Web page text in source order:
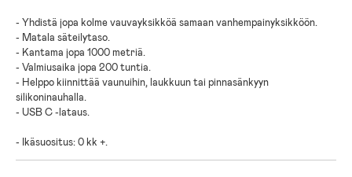
- Yhdistä jopa kolme vauvayksikköä samaan vanhempainyksikköön.
- Matala säteilytaso.
- Kantama jopa 1000 metriä.
- Valmiusaika jopa 200 tuntia.
- Helppo kiinnittää vaunuihin, laukkuun tai pinnasänkyyn
silikoninauhalla.
- USB C -lataus.
- Ikäsuositus: 0 kk +.